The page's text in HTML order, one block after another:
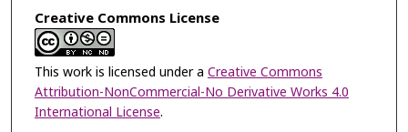
Creative Commons License
This work is licensed under a Creative Commons
Attribution-NonCommercial-No Derivative Works 4.0
International License.